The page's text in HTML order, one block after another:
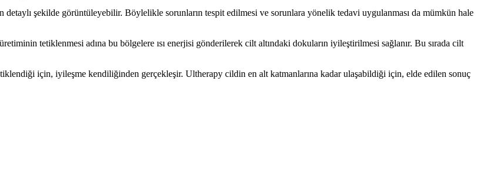
şekilde görüntüleyebilir. Böylelikle sorunların tespit edilmesi ve sorunlara yönelik tedavi uygulanması da mümkün hale
tetiklenmesi adına bu bölgelere ısı enerjisi gönderilerek cilt altındaki dokuların iyileştirilmesi sağlanır. Bu sırada cilt
için, iyileşme kendiliğinden gerçekleşir. Ultherapy cildin en alt katmanlarına kadar ulaşabildiği için, elde edilen sonuç